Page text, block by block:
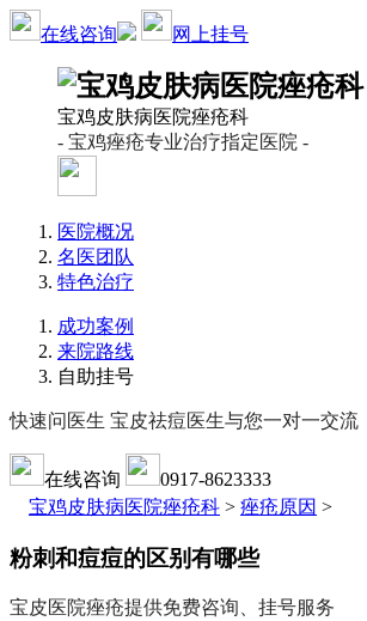
在线咨询 网上挂号
宝鸡皮肤病医院痤疮科
- 宝鸡痤疮专业治疗指定医院 -
医院概况
名医团队
特色治疗
成功案例
来院路线
自助挂号
快速问医生 宝皮祛痘医生与您一对一交流
在线咨询
0917-8623333
宝鸡皮肤病医院痤疮科 > 痤疮原因 >
粉刺和痘痘的区别有哪些
宝皮医院痤疮提供免费咨询、挂号服务